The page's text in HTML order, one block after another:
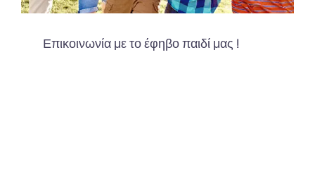
Επικοινωνία με το έφηβο παιδί μας !